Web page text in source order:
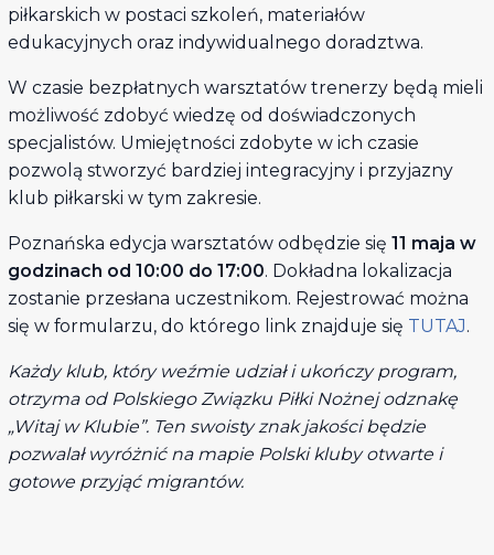
piłkarskich w postaci szkoleń, materiałów
edukacyjnych oraz indywidualnego doradztwa.
W czasie bezpłatnych warsztatów trenerzy będą mieli
możliwość zdobyć wiedzę od doświadczonych
specjalistów. Umiejętności zdobyte w ich czasie
pozwolą stworzyć bardziej integracyjny i przyjazny
klub piłkarski w tym zakresie.
Poznańska edycja warsztatów odbędzie się 11 maja w
godzinach od 10:00 do 17:00. Dokładna lokalizacja
zostanie przesłana uczestnikom. Rejestrować można
się w formularzu, do którego link znajduje się TUTAJ.
Każdy klub, który weźmie udział i ukończy program,
otrzyma od Polskiego Związku Piłki Nożnej odznakę
„Witaj w Klubie”. Ten swoisty znak jakości będzie
pozwalał wyróżnić na mapie Polski kluby otwarte i
gotowe przyjąć migrantów.